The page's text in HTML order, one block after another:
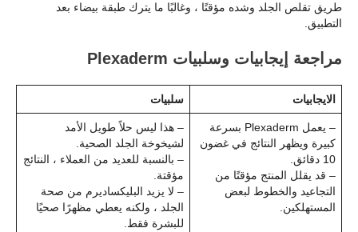
طريق تقلص الجلد وشده مؤقتًا ، وغالبًا ما يترك طبقة بيضاء بعد
التطبيق.
مراجعة إيجابيات وسلبيات Plexaderm
الايجابيات سلبيات
– يعمل Plexaderm بسرعة
كبيرة ويظهر النتائج في غضون
10 دقائق.
– قد يقلل المنتج مؤقتًا من
التجاعيد والخطوط لبعض
المستهلكين.
– هذا ليس حلاً طويل الأمد
لشيخوخة الجلد الصحية.
– بالنسبة للعديد من العملاء ، النتائج
مؤقتة.
– لا يزيد البليكساديرم من صحة
الجلد ، ولكنه يعطي مظهرًا صحيًا
للبشرة فقط.